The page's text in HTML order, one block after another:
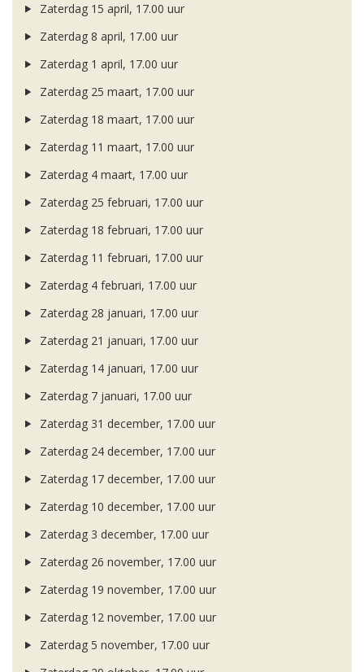
Zaterdag 15 april, 17.00 uur
Zaterdag 8 april, 17.00 uur
Zaterdag 1 april, 17.00 uur
Zaterdag 25 maart, 17.00 uur
Zaterdag 18 maart, 17.00 uur
Zaterdag 11 maart, 17.00 uur
Zaterdag 4 maart, 17.00 uur
Zaterdag 25 februari, 17.00 uur
Zaterdag 18 februari, 17.00 uur
Zaterdag 11 februari, 17.00 uur
Zaterdag 4 februari, 17.00 uur
Zaterdag 28 januari, 17.00 uur
Zaterdag 21 januari, 17.00 uur
Zaterdag 14 januari, 17.00 uur
Zaterdag 7 januari, 17.00 uur
Zaterdag 31 december, 17.00 uur
Zaterdag 24 december, 17.00 uur
Zaterdag 17 december, 17.00 uur
Zaterdag 10 december, 17.00 uur
Zaterdag 3 december, 17.00 uur
Zaterdag 26 november, 17.00 uur
Zaterdag 19 november, 17.00 uur
Zaterdag 12 november, 17.00 uur
Zaterdag 5 november, 17.00 uur